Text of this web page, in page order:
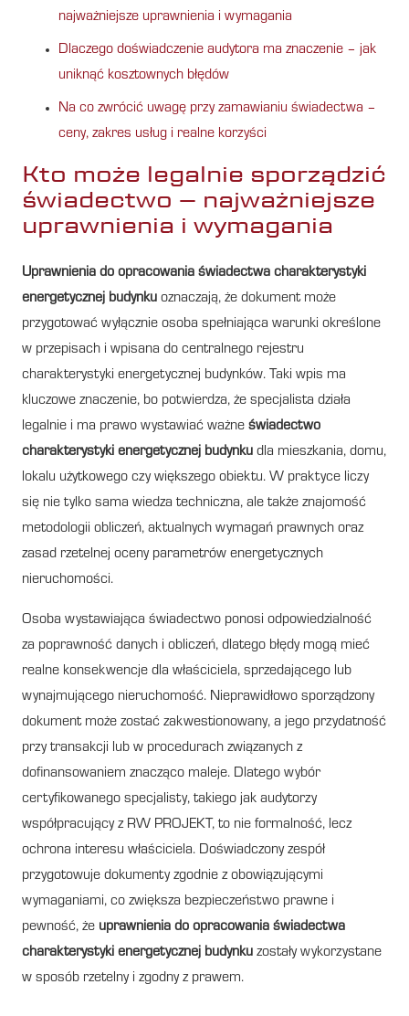
najważniejsze uprawnienia i wymagania
Dlaczego doświadczenie audytora ma znaczenie – jak
uniknąć kosztownych błędów
Na co zwrócić uwagę przy zamawianiu świadectwa –
ceny, zakres usług i realne korzyści
Kto może legalnie sporządzić
świadectwo – najważniejsze
uprawnienia i wymagania
Uprawnienia do opracowania świadectwa charakterystyki
energetycznej budynku oznaczają, że dokument może
przygotować wyłącznie osoba spełniająca warunki określone
w przepisach i wpisana do centralnego rejestru
charakterystyki energetycznej budynków. Taki wpis ma
kluczowe znaczenie, bo potwierdza, że specjalista działa
legalnie i ma prawo wystawiać ważne świadectwo
charakterystyki energetycznej budynku dla mieszkania, domu,
lokalu użytkowego czy większego obiektu. W praktyce liczy
się nie tylko sama wiedza techniczna, ale także znajomość
metodologii obliczeń, aktualnych wymagań prawnych oraz
zasad rzetelnej oceny parametrów energetycznych
nieruchomości.
Osoba wystawiająca świadectwo ponosi odpowiedzialność
za poprawność danych i obliczeń, dlatego błędy mogą mieć
realne konsekwencje dla właściciela, sprzedającego lub
wynajmującego nieruchomość. Nieprawidłowo sporządzony
dokument może zostać zakwestionowany, a jego przydatność
przy transakcji lub w procedurach związanych z
dofinansowaniem znacząco maleje. Dlatego wybór
certyfikowanego specjalisty, takiego jak audytorzy
współpracujący z RW PROJEKT, to nie formalność, lecz
ochrona interesu właściciela. Doświadczony zespół
przygotowuje dokumenty zgodnie z obowiązującymi
wymaganiami, co zwiększa bezpieczeństwo prawne i
pewność, że uprawnienia do opracowania świadectwa
charakterystyki energetycznej budynku zostały wykorzystane
w sposób rzetelny i zgodny z prawem.